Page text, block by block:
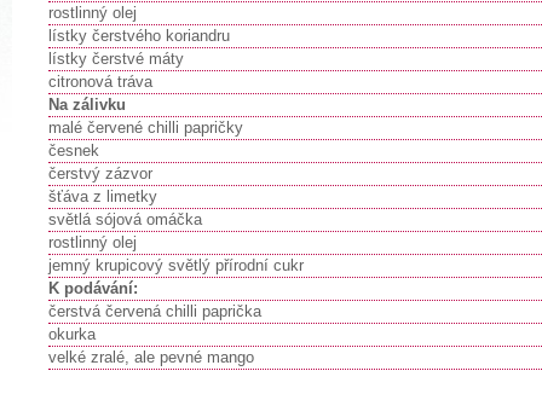
rostlinný olej
lístky čerstvého koriandru
lístky čerstvé máty
citronová tráva
Na zálivku
malé červené chilli papričky
česnek
čerstvý zázvor
šťáva z limetky
světlá sójová omáčka
rostlinný olej
jemný krupicový světlý přírodní cukr
K podávání:
čerstvá červená chilli paprička
okurka
velké zralé, ale pevné mango